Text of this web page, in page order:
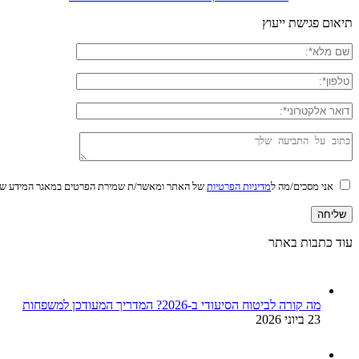
תיאום פגישת ייעוץ
אני מסכים/מה למדיניות הפרטיותשל האתר ומאשר/ת שמירת הפרטים במאגר המידע
עוד כתבות באתר
מה קורה לביטוח הסיעודי ב-2026? המדריך המעודכן למשפחות
23 ביוני 2026